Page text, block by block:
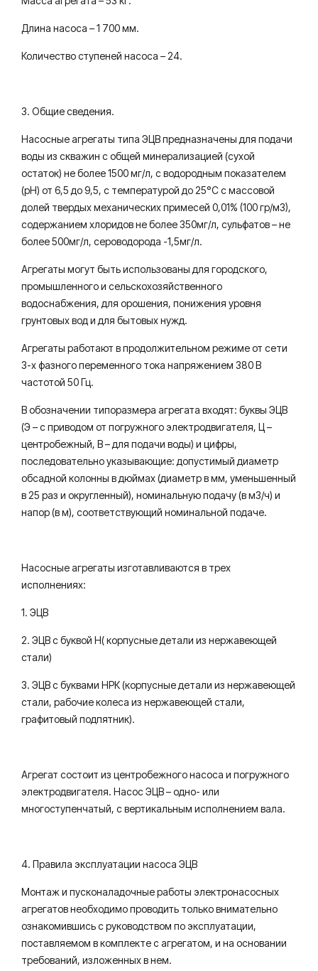
Длина насоса – 1 700 мм.
Количество ступеней насоса – 24.
3. Общие сведения.
Насосные агрегаты типа ЭЦВ предназначены для подачи
воды из скважин с общей минерализацией (сухой
остаток) не более 1500 мг/л, с водородным показателем
(рН) от 6,5 до 9,5, с температурой до 25°С с массовой
долей твердых механических примесей 0,01% (100 гр/м3),
содержанием хлоридов не более 350мг/л, сульфатов – не
более 500мг/л, сероводорода -1,5мг/л.
Агрегаты могут быть использованы для городского,
промышленного и сельскохозяйственного
водоснабжения, для орошения, понижения уровня
грунтовых вод и для бытовых нужд.
Агрегаты работают в продолжительном режиме от сети
3-х фазного переменного тока напряжением 380 В
частотой 50 Гц.
В обозначении типоразмера агрегата входят: буквы ЭЦВ
(Э – с приводом от погружного электродвигателя, Ц –
центробежный, В – для подачи воды) и цифры,
последовательно указывающие: допустимый диаметр
обсадной колонны в дюймах (диаметр в мм, уменьшенный
в 25 раз и округленный), номинальную подачу (в м3/ч) и
напор (в м), соответствующий номинальной подаче.
Насосные агрегаты изготавливаются в трех
исполнениях:
1. ЭЦВ
2. ЭЦВ с буквой Н( корпусные детали из нержавеющей
стали)
3. ЭЦВ с буквами НРК (корпусные детали из нержавеющей
стали, рабочие колеса из нержавеющей стали,
графитовый подпятник).
Агрегат состоит из центробежного насоса и погружного
электродвигателя. Насос ЭЦВ – одно- или
многоступенчатый, с вертикальным исполнением вала.
4. Правила эксплуатации насоса ЭЦВ
Монтаж и пусконаладочные работы электронасосных
агрегатов необходимо проводить только внимательно
ознакомившись с руководством по эксплуатации,
поставляемом в комплекте с агрегатом, и на основании
требований, изложенных в нем.